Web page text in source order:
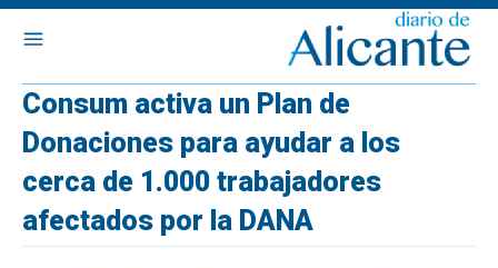
Consum activa un Plan de
Donaciones para ayudar a los
cerca de 1.000 trabajadores
afectados por la DANA